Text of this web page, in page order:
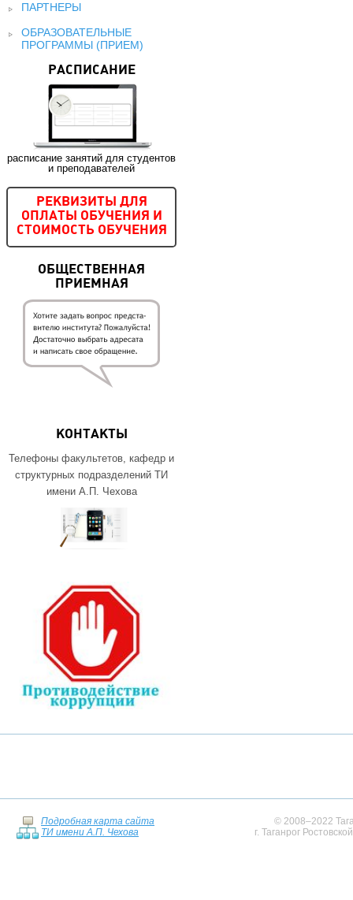
ПАРТНЕРЫ
ОБРАЗОВАТЕЛЬНЫЕ
ПРОГРАММЫ (ПРИЕМ)
РАСПИСАНИЕ
расписание занятий для студентов
и преподавателей
РЕКВИЗИТЫ ДЛЯ
ОПЛАТЫ ОБУЧЕНИЯ И
СТОИМОСТЬ ОБУЧЕНИЯ
ОБЩЕСТВЕННАЯ
ПРИЕМНАЯ
КОНТАКТЫ
Телефоны факультетов, кафедр и
структурных подразделений ТИ
имени А.П. Чехова
Подробная карта сайта
ТИ имени А.П. Чехова
© 2008–2022
г. Таганрог